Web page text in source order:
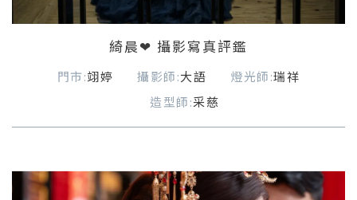
綺晨❤ 攝影寫真評鑑
門市:翊婷 攝影師:大語 燈光師:瑞祥
造型師:采慈